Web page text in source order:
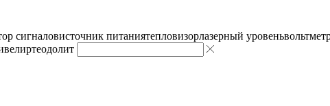
сигналовисточник питаниятепловизорлазерный уровень
теодолит